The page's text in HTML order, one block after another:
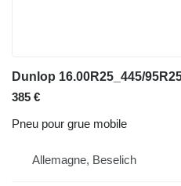
385 €
Pneu pour grue mobile
Allemagne, Beselich